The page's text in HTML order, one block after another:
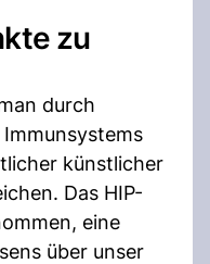
zu
durch
künstlicher
Das HIP-
eine
über unser